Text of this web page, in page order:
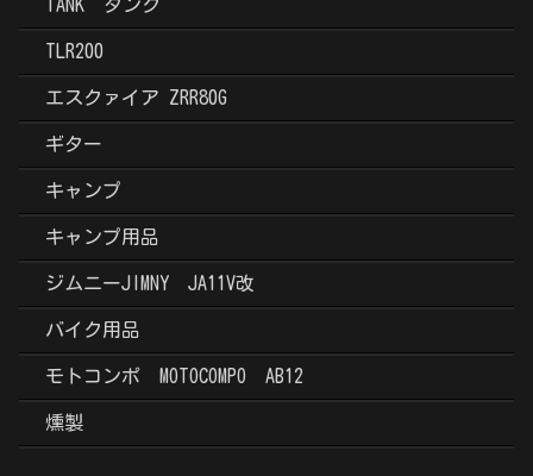
TANK タンク
TLR200
エスクァイア ZRR80G
ギター
キャンプ
キャンプ用品
ジムニーJIMNY JA11V改
バイク用品
モトコンポ MOTOCOMPO AB12
燻製